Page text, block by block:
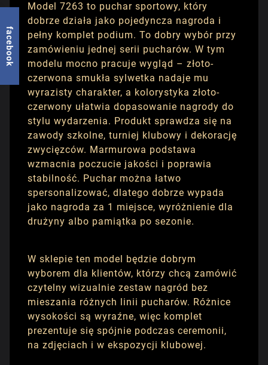
Model 7263 to puchar sportowy, który
dobrze działa jako pojedyncza nagroda i
pełny komplet podium. To dobry wybór przy
zamówieniu jednej serii pucharów. W tym
modelu mocno pracuje wygląd – złoto-
czerwona smukła sylwetka nadaje mu
wyrazisty charakter, a kolorystyka złoto-
czerwony ułatwia dopasowanie nagrody do
stylu wydarzenia. Produkt sprawdza się na
zawody szkolne, turniej klubowy i dekorację
zwycięzców. Marmurowa podstawa
wzmacnia poczucie jakości i poprawia
stabilność. Puchar można łatwo
spersonalizować, dlatego dobrze wypada
jako nagroda za 1 miejsce, wyróżnienie dla
drużyny albo pamiątka po sezonie.
W sklepie ten model będzie dobrym
wyborem dla klientów, którzy chcą zamówić
czytelny wizualnie zestaw nagród bez
mieszania różnych linii pucharów. Różnice
wysokości są wyraźne, więc komplet
prezentuje się spójnie podczas ceremonii,
na zdjęciach i w ekspozycji klubowej.
facebook